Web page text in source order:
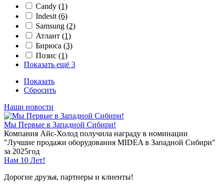
Candy (1)
Indesit (6)
Samsung (2)
Атлант (1)
Бирюса (3)
Позис (1)
Показать ещё 3
Показать
Сбросить
Наши новости
Мы Первые в Западной Сибири!
Компания Айс-Холод получила награду в номинации
"Лучшие продажи оборудования MIDEA в Западной Сибири"
за 2025год
Нам 10 Лет!
Дорогие друзья, партнеры и клиенты!